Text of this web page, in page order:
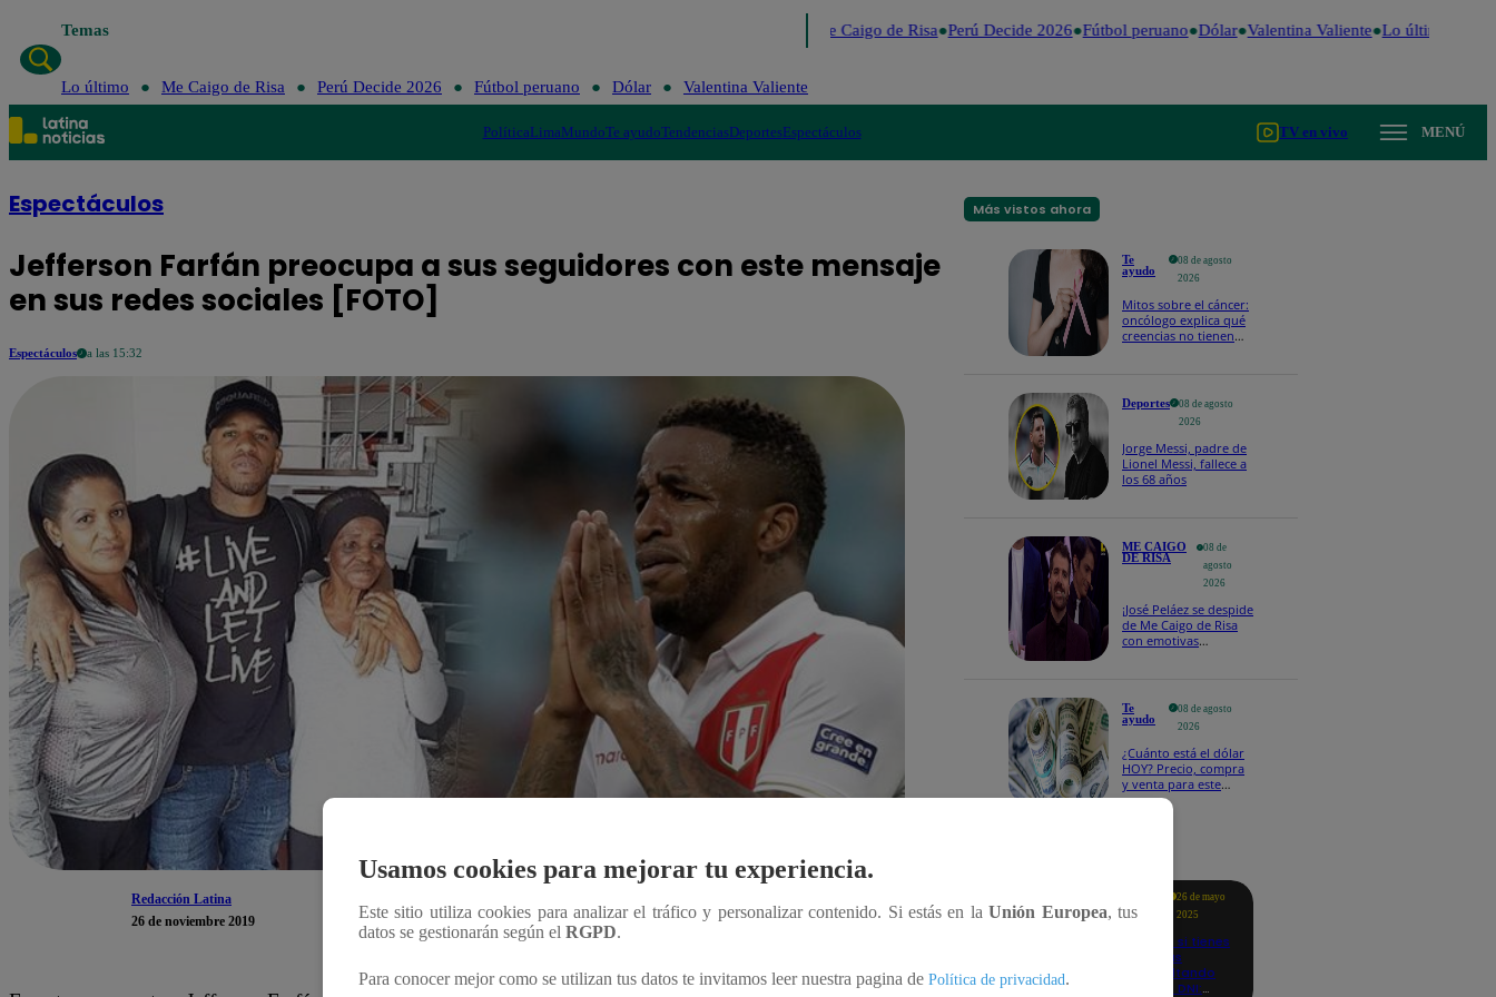
Temas Me Caigo de Risa Perú Decide 2026 Fútbol peruano Dólar Valentina Valiente Lo último
Lo último Me Caigo de Risa Perú Decide 2026 Fútbol peruano Dólar Valentina Valiente
PolíticaLimaMundoTe ayudoTendenciasDeportesEspectáculos TV en vivo MENÚ
Espectáculos
Jefferson Farfán preocupa a sus seguidores con este mensaje
en sus redes sociales [FOTO]
Espectáculos a las 15:32
Redacción Latina
26 de noviembre 2019
Compartir
Más vistos ahora
Te
ayudo
08 de agosto
2026
Mitos sobre el cáncer:
oncólogo explica qué
creencias no tienen
Deportes
08 de agosto
2026
Jorge Messi, padre de
Lionel Messi, fallece a
los 68 años
ME CAIGO
DE RISA
08 de
agosto
2026
¡José Peláez se despide
de Me Caigo de Risa
con emotivas
Te
ayudo
08 de agosto
2026
¿Cuánto está el dólar
HOY? Precio, compra
y venta para este
sábado 8 de agosto
ayudo
26 de mayo
2025
Revisa si tienes
deudas
consultando
con tu DNI:
Usamos cookies para mejorar tu experiencia.
Este sitio utiliza cookies para analizar el tráfico y personalizar contenido. Si estás en laUnión Europea, tus
datos se gestionarán según el RGPD.
Para conocer mejor como se utilizan tus datos te invitamos leer nuestra pagina de Política de privacidad.